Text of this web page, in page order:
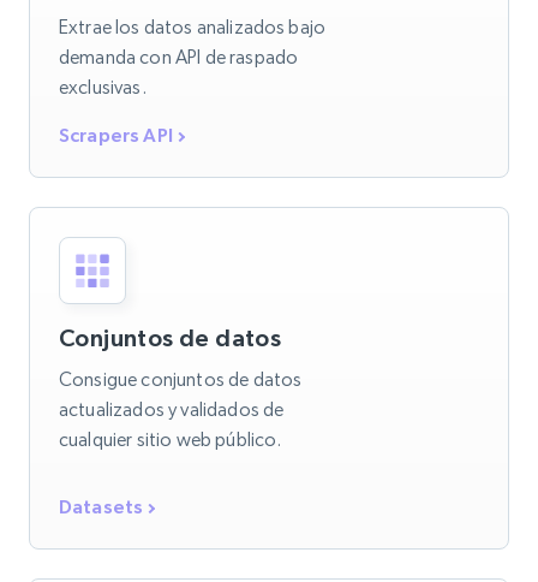
Extrae los datos analizados bajo
demanda con API de raspado
exclusivas.
Scrapers API
Conjuntos de datos
Consigue conjuntos de datos
actualizados y validados de
cualquier sitio web público.
Datasets